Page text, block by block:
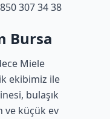
307 34 38
Bursa
Miele
ekibimiz ile
bulaşık
ve küçük ev